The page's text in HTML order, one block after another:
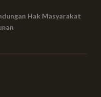
Hak Masyarakat